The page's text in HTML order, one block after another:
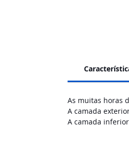
As muitas horas
A camada
A camada